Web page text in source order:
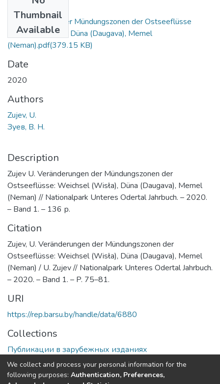
Thumbnail
Available
Veränderungen der Mündungszonen der Ostseeflüsse
Weichsel (Wisła), Düna (Daugava), Memel
(Neman).pdf(379.15 KB)
Date
2020
Authors
Zujev, U.
Зуев, В. Н.
Description
Zujev U. Veränderungen der Mündungszonen der
Ostseeflüsse: Weichsel (Wisła), Düna (Daugava), Memel
(Neman) // Nationalpark Unteres Odertal Jahrbuch. – 2020.
– Band 1. – 136 р.
Citation
Zujev, U. Veränderungen der Mündungszonen der
Ostseeflüsse: Weichsel (Wisła), Düna (Daugava), Memel
(Neman) / U. Zujev // Nationalpark Unteres Odertal Jahrbuch.
– 2020. – Band 1. – P. 75–81.
URI
https://rep.barsu.by/handle/data/6880
Collections
Публикации в зарубежных изданиях
Full item page
We collect and process your personal information for the
following purposes: Authentication, Preferences,